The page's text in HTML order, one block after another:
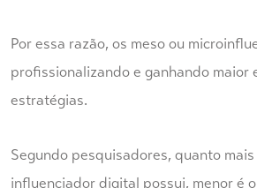
Por essa razão, os meso ou
profissionalizando e ganhando maior
estratégias.
Segundo pesquisadores, quanto
influenciador digital possui, menor é